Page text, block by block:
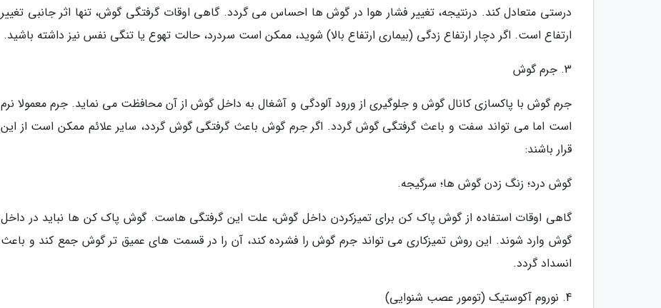
درستی متعادل کند. درنتیجه، تغییر فشار هوا در گوش ها احساس می گردد. گاهی اوقات گرفتگی گوش، تنها اثر جانبی تغییر
ارتفاع است. اگر دچار ارتفاع زدگی (بیماری ارتفاع بالا) شوید، ممکن است سردرد، حالت تهوع یا تنگی نفس نیز داشته باشید.
3. جرم گوش
جرم گوش با پاکسازی کانال گوش و جلوگیری از ورود آلودگی و آشغال به داخل گوش از آن محافظت می نماید. جرم معمولا نرم
است اما می تواند سفت و باعث گرفتگی گوش گردد. اگر جرم گوش باعث گرفتگی گوش گردد، سایر علائم ممکن است از این
قرار باشند:
گوش درد؛ زنگ زدن گوش ها؛ سرگیجه.
گاهی اوقات استفاده از گوش پاک کن برای تمیزکردن داخل گوش، علت این گرفتگی هاست. گوش پاک کن ها نباید در داخل
گوش وارد شوند. این روش تمیزکاری می تواند جرم گوش را فشرده کند، آن را در قسمت های عمیق تر گوش جمع کند و باعث
انسداد گردد.
4. نوروم آکوستیک (تومور عصب شنوایی)